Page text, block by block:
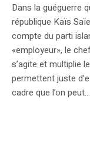
Dans la guéguerre
république Kaïs
compte du parti
«employeur», le
s’agite et multiplie
permettent juste
cadre que l’on peut...